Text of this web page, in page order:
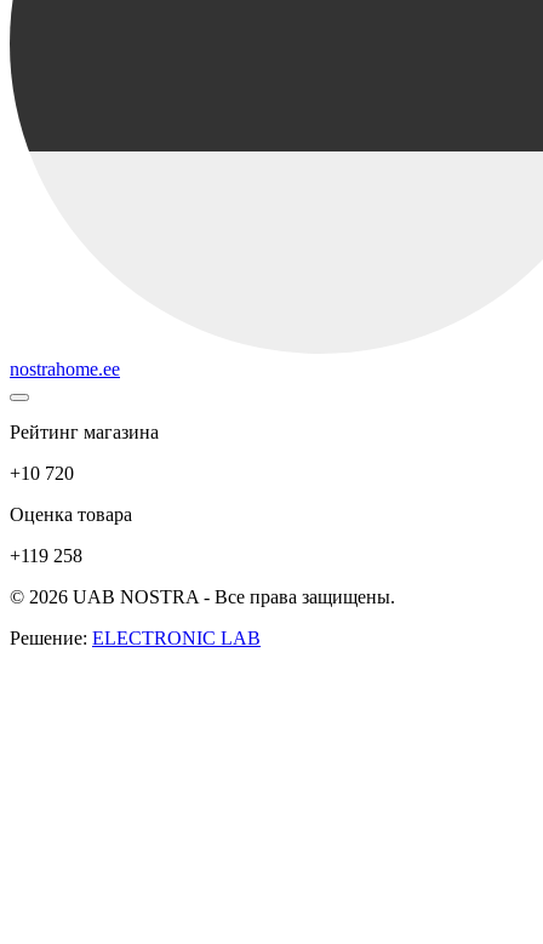
nostrahome.ee
Рейтинг магазина
+10 720
Оценка товара
+119 258
© 2026 UAB NOSTRA - Все права защищены.
Решение: ELECTRONIC LAB